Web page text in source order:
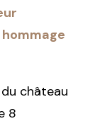
château
8